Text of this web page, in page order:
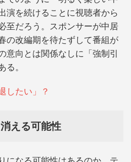
演を続けることに視聴者から
至だろう。スポンサーが中居
の改編期を待たずして番組が
意向とは関係なしに「強制引
る。
したい」？
える可能性